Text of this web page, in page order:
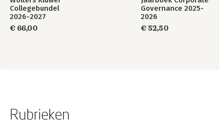
Collegebundel
2026-2027
€ 66,00
Governance 2025-
2026
€ 52,50
Rubrieken